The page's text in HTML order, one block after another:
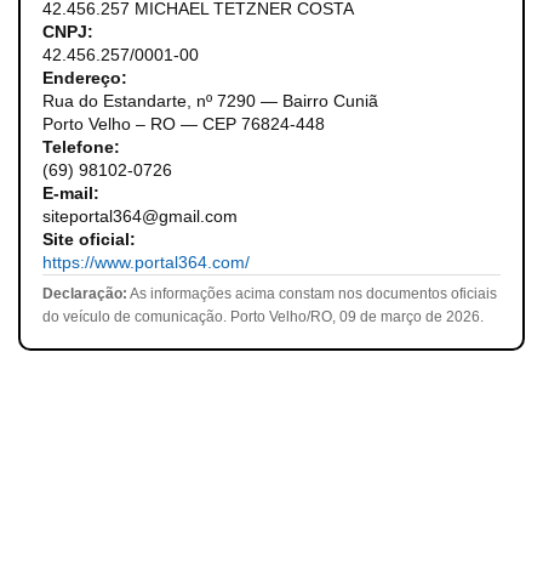
42.456.257 MICHAEL TETZNER COSTA
CNPJ:
42.456.257/0001-00
Endereço:
Rua do Estandarte, nº 7290 — Bairro Cuniã
Porto Velho – RO — CEP 76824-448
Telefone:
(69) 98102-0726
E-mail:
siteportal364@gmail.com
Site oficial:
https://www.portal364.com/
Declaração: As informações acima constam nos documentos oficiais
do veículo de comunicação. Porto Velho/RO, 09 de março de 2026.